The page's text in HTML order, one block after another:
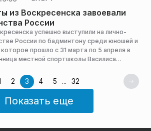
из Воскресенска завоевали
России
успешно выступили на лично-
России по бадминтону среди юношей и
прошло с 31 марта по 5 апреля в
местной спортшколы Василиса
победу в командном зачете,
администрации горокруга.
2 3 4 5 ... 32
Показать еще